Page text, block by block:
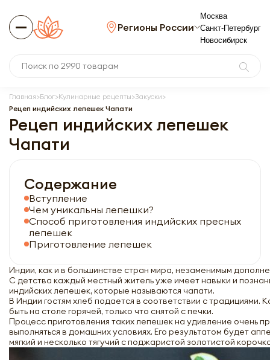
Регионы России
Москва
Санкт-Петербург
Новосибирск
Главная Блог Кулинарные рецепты Закуски
Рецеп индийских лепешек Чапати
Рецеп индийских лепешек
Чапати
Индии, как и в большинстве стран мира, незаменимым
С детства каждый местный житель уже имеет навыки и
индийских лепешек, которые называются чапати.
В Индии гостям хлеб подается в соответствии с традициями.
быть на столе горячей, только что снятой с печки.
Процесс приготовления таких лепешек на удивление очень
выполняться в домашних условиях. Его результатом будет
мягкий и несколько тягучий с поджаристой золотистой
Содержание
Вступление
Чем уникальны лепешки?
Способ приготовления индийских пресных
лепешек
Приготовление лепешек